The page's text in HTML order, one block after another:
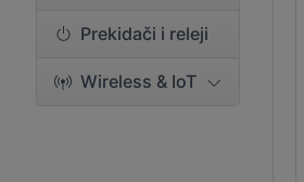
Prekidači i releji
Wireless & IoT